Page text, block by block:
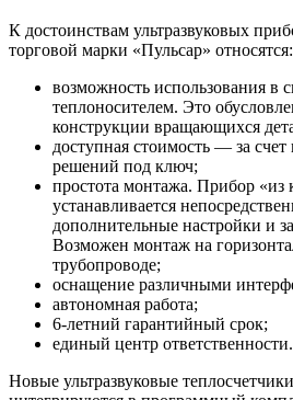
К достоинствам ультразвуковых
торговой марки «Пульсар» относятся:
возможность использования в
теплоносителем. Это
конструкции вращающихся
доступная стоимость — за
решений под ключ;
простота монтажа. Прибор «из
устанавливается
дополнительные настройки и
Возможен монтаж на
трубопроводе;
оснащение различными
автономная работа;
6-летний гарантийный срок;
единый центр ответственности.
Новые ультразвуковые